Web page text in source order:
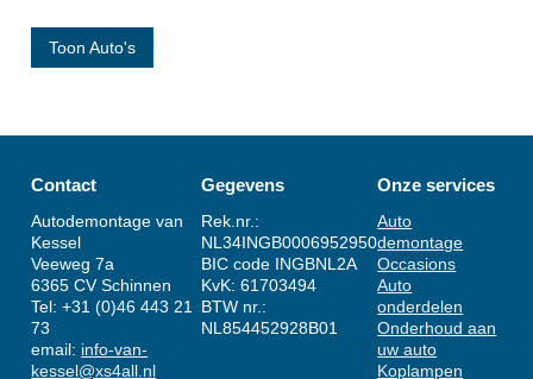
Toon Auto's
Contact Gegevens Onze services
Autodemontage van
Kessel
Veeweg 7a
6365 CV Schinnen
Tel: +31 (0)46 443 21
73
email: info-van-
kessel@xs4all.nl
Rek.nr.:
NL34INGB0006952950
BIC code INGBNL2A
KvK: 61703494
BTW nr.:
NL854452928B01
Auto
demontage
Occasions
Auto
onderdelen
Onderhoud aan
uw auto
Koplampen